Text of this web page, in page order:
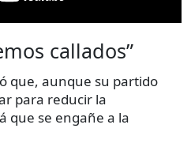
callados”
que, aunque su partido
para reducir la
que se engañe a la